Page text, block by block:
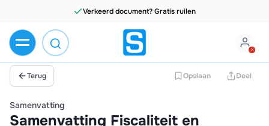
Verkeerd document? Gratis ruilen
Terug Opslaan Deel
Samenvatting
Samenvatting Fiscaliteit en